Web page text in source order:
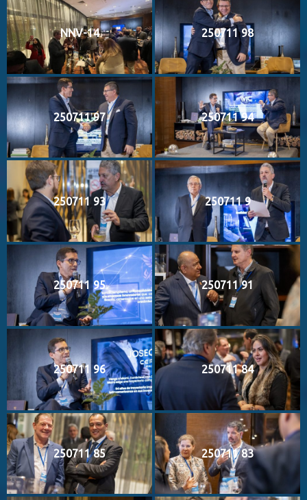
NNV-14 250711 98
250711 97 250711 94
250711 93 250711 9
250711 95 250711 91
250711 96 250711 84
250711 85 250711 83